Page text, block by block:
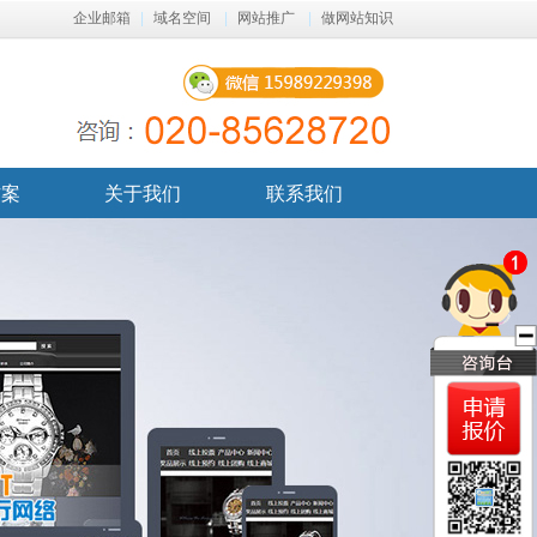
做网站知识
网站推广
域名空间
企业邮箱
关于我们 联系我们